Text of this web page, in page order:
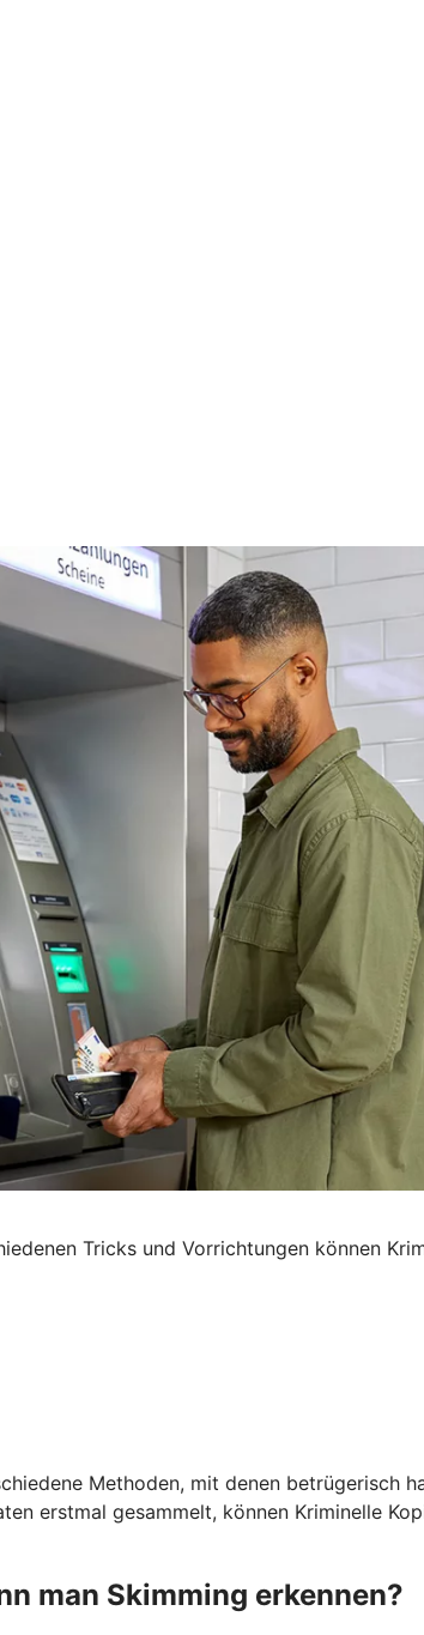
Tricks und Vorrichtungen können
Methoden, mit denen betrügerisch
erstmal gesammelt, können Kriminelle
man Skimming erkennen?